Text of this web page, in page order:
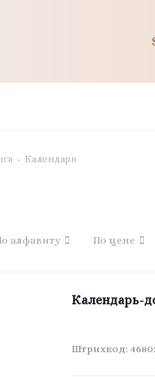
- Календари
алфавиту По цене
Календарь-
Штрихкод: